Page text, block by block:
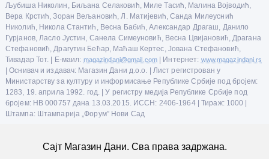
Љубиша Николин, Биљана Селаковић, Миле Тасић, Малина Војводић,
Вера Крстић, Зоран Вељановић, Л. Матијевић, Санда Милеуснић
Николић, Никола Стантић, Весна Бабић, Александар Драгаш, Данило
Гурјанов, Ласло Јустин, Санела Симеуновић, Весна Цвијановић, Драгана
Стефановић, Драгутин Бећар, Маћаш Кертес, Јована Стефановић,
Тивадар Тот. | Е-маил: magazindani@gmail.com | Интернет: www.magazindani.rs
| Оснивач и издавач: Магазин Дани д.о.о. | Лист регистрован у
Министарству за културу и информисање Републике Србије под бројем:
1283, 19. априла 1992. год. | У регистру медија Републике Србије под
бројем: НВ 000757 дана 13.03.2015. ИССН: 2406-1964 | Тираж: 1000 |
Штампа: Штампарија „Форум” Нови Сад
Сајт Магазин Дани. Сва права задржана.